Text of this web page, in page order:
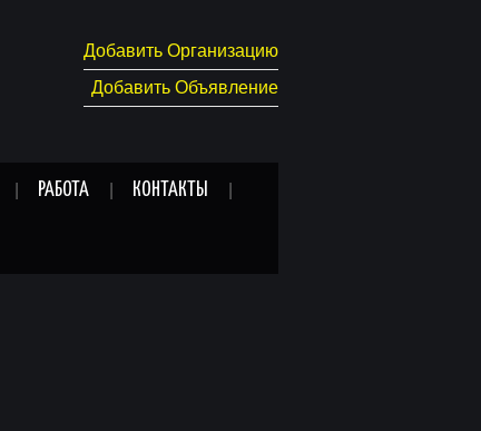
Добавить Организацию
Добавить Объявление
РАБОТА КОНТАКТЫ